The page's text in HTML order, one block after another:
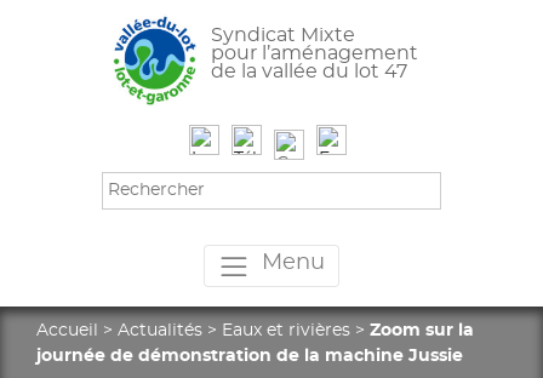
Syndicat Mixte
pour l’aménagement
de la vallée du lot 47
Menu
Accueil > Actualités > Eaux et rivières > Zoom sur la
journée de démonstration de la machine Jussie